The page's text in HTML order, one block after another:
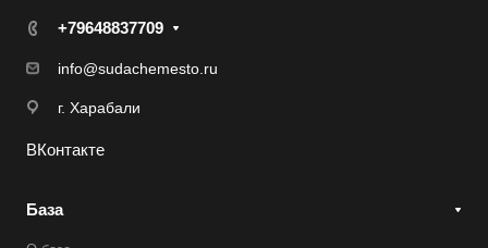
+79648837709
info@sudachemesto.ru
г. Харабали
ВКонтакте
База